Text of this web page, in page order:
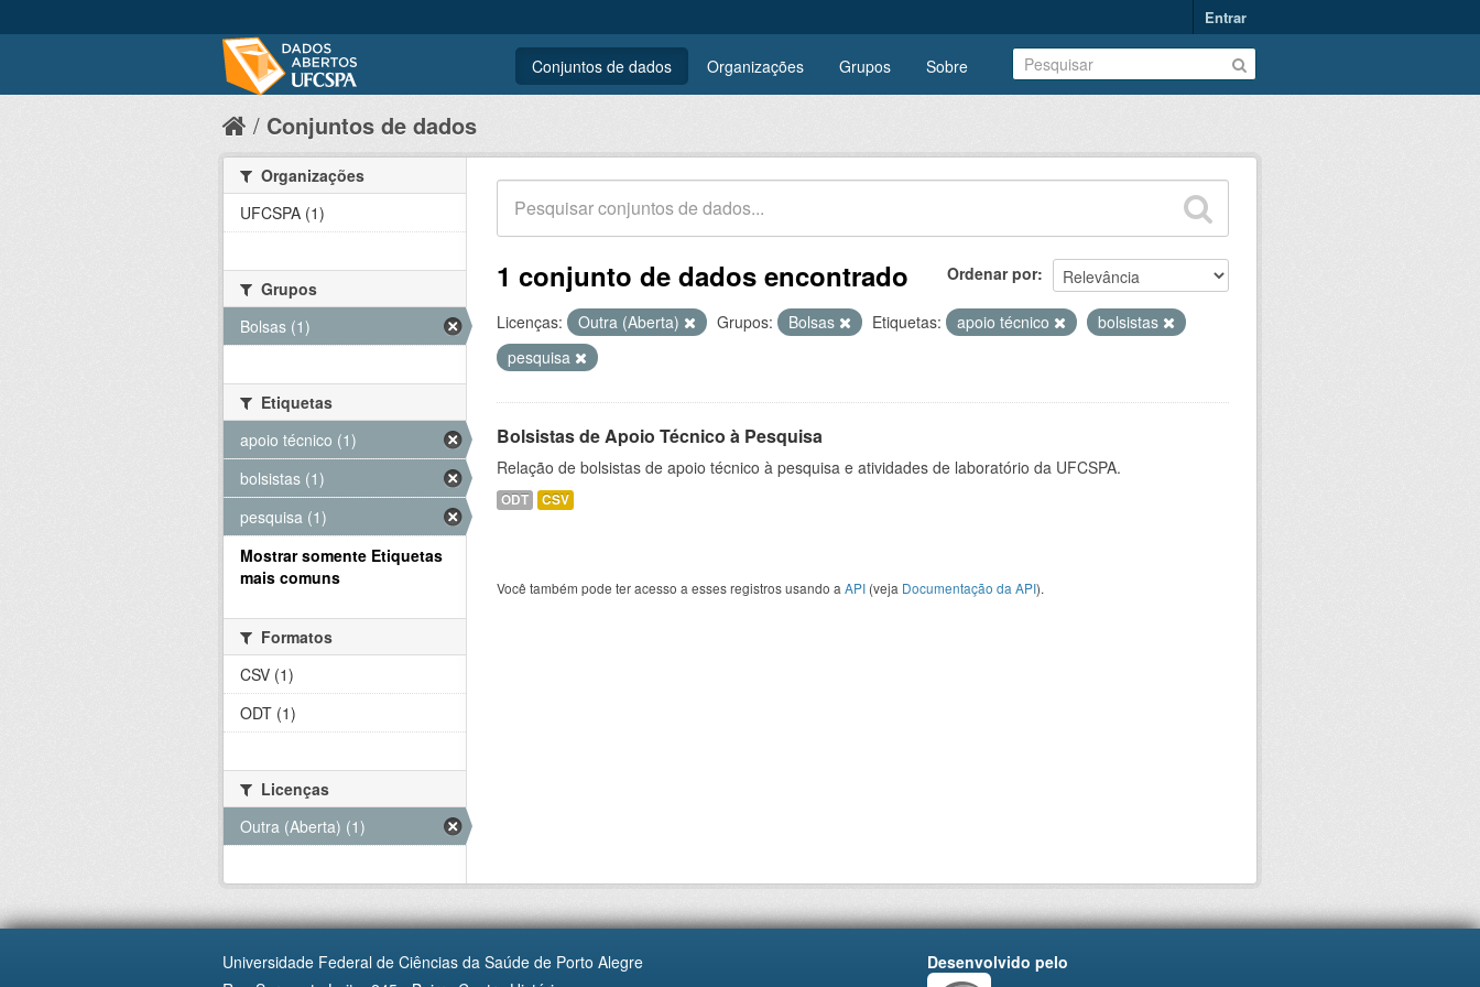
Entrar
Conjuntos de dados Organizações Grupos Sobre
Conjuntos de dados
Ordenar por
1 conjunto de dados encontrado
Licenças: Outra (Aberta) Grupos: Bolsas Etiquetas: apoio técnico
bolsistas
pesquisa
Bolsistas de Apoio Técnico à Pesquisa
Relação de bolsistas de apoio técnico à pesquisa e atividades de laboratório da UFCSPA.
ODT CSV
Você também pode ter acesso a esses registros usando a API (veja Documentação da API).
Organizações
UFCSPA (1)
Grupos
Bolsas (1)
Etiquetas
apoio técnico (1)
bolsistas (1)
pesquisa (1)
Mostrar somente Etiquetas
mais comuns
Formatos
CSV (1)
ODT (1)
Licenças
Outra (Aberta) (1)
Universidade Federal de Ciências da Saúde de Porto Alegre
Desenvolvido pelo